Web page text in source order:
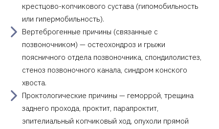
крестцово-копчикового сустава (гипомобильность
или гипермобильность).
Вертеброгенные причины (связанные с
позвоночником) — остеохондроз и грыжи
поясничного отдела позвоночника, спондилолистез,
стеноз позвоночного канала, синдром конского
хвоста.
Проктологические причины — геморрой, трещина
заднего прохода, проктит, парапроктит,
эпителиальный копчиковый ход, опухоли прямой